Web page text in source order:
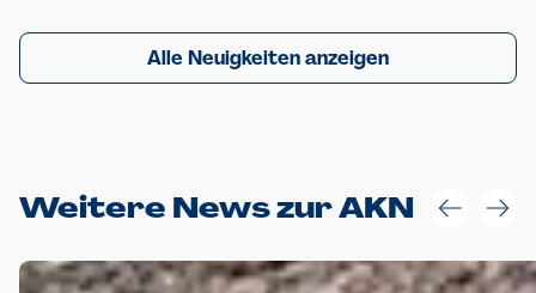
Alle Neuigkeiten anzeigen
Weitere News zur AKN